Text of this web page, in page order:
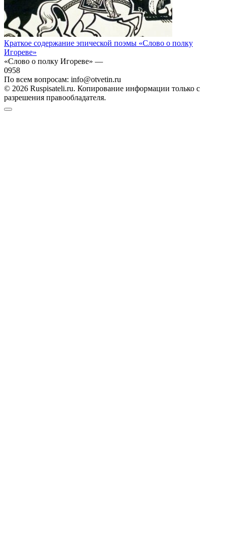
Краткое содержание эпической поэмы «Слово о полку
Игореве»
«Слово о полку Игореве» —
0958
По всем вопросам: info@otvetin.ru
© 2026 Ruspisateli.ru. Копирование информации только с
разрешения правообладателя.